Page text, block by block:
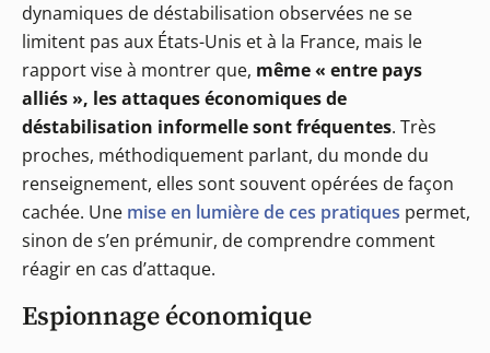
dynamiques de déstabilisation observées ne se
limitent pas aux États-Unis et à la France, mais le
rapport vise à montrer que, même « entre pays
alliés », les attaques économiques de
déstabilisation informelle sont fréquentes. Très
proches, méthodiquement parlant, du monde du
renseignement, elles sont souvent opérées de façon
cachée. Une mise en lumière de ces pratiques permet,
sinon de s’en prémunir, de comprendre comment
réagir en cas d’attaque.
Espionnage économique